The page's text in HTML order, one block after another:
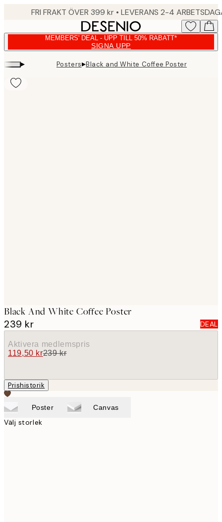
FRI FRAKT ÖVER 399 kr • LEVERANS 2-4
MEMBERS' DEAL - UPP TILL 50% RABATT*
SIGNA UPP
▸ Posters▸Black and White Coffee Poster
Black And White Coffee Poster
239 kr DEAL
Aktivera medlemspris
119,50 kr239 kr
Prishistorik
Poster Canvas
Välj storlek